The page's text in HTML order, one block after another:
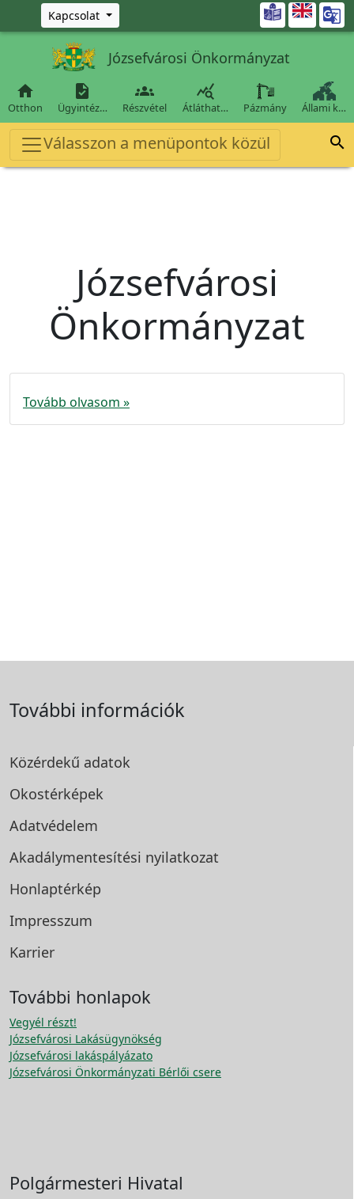
Ugrás a fő tartalomra
Kapcsolat 
Józsefvárosi Önkormányzat

Otthon

Ügyintéz…

Részvétel

Átláthat… Pázmány Állami k…
Válasszon a menüpontok közül 
Józsefvárosi
Önkormányzat
Tovább olvasom »
További információk
Közérdekű adatok
Okostérképek
Adatvédelem
Akadálymentesítési nyilatkozat
Honlaptérkép
Impresszum
Karrier
További honlapok
Vegyél részt!
Józsefvárosi Lakásügynökség
Józsefvárosi lakáspályázato
Józsefvárosi Önkormányzati Bérlői csere
Polgármesteri Hivatal